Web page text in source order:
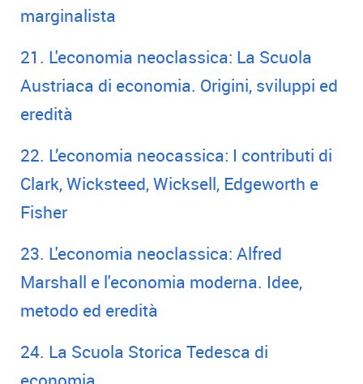
marginalista
21. L'economia neoclassica: La Scuola
Austriaca di economia. Origini, sviluppi ed
eredità
22. L’economia neocassica: I contributi di
Clark, Wicksteed, Wicksell, Edgeworth e
Fisher
23. L'economia neoclassica: Alfred
Marshall e l'economia moderna. Idee,
metodo ed eredità
24. La Scuola Storica Tedesca di